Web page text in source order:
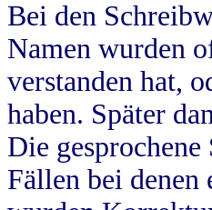
Bei den
Namen wurden
verstanden hat,
haben. Später
Die
Fällen bei